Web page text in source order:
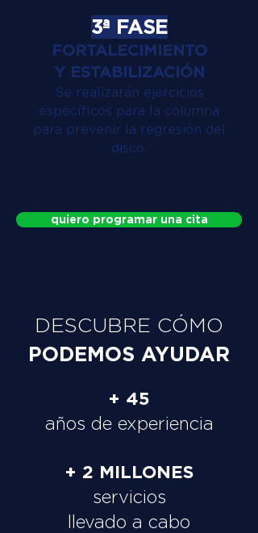
3ª FASE
FORTALECIMIENTO
Y ESTABILIZACIÓN
Se realizarán ejercicios
específicos para la columna
para prevenir la regresión del
disco.
quiero programar una cita
DESCUBRE CÓMO
PODEMOS AYUDAR
+ 45
años de experiencia
+ 2 MILLONES
servicios
llevado a cabo